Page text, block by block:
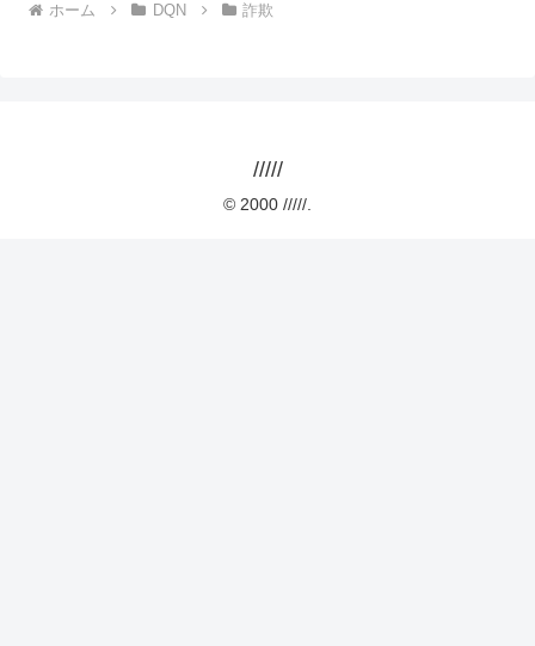
ホーム DQN 詐欺
/////
© 2000 /////.